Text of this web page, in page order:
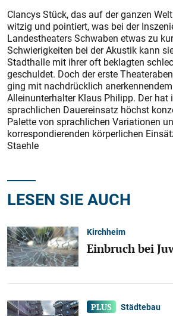
Clancys Stück, das auf der ganzen
witzig und pointiert, was bei der
Landestheaters Schwaben etwas zu
Schwierigkeiten bei der Akustik kann
Stadthalle mit ihrer oft beklagten
geschuldet. Doch der erste
ging mit nachdrücklich
Alleinunterhalter Klaus Philipp. Der hat
sprachlichen Dauereinsatz höchst
Palette von sprachlichen Variationen
korrespondierenden körperlichen
Staehle
LESEN SIE AUCH
Kirchheim
Einbruch bei
Städtebau